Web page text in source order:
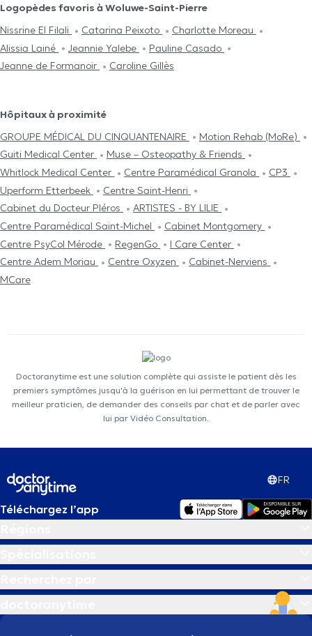
Logopèdes favoris à Woluwe-Saint-Pierre
Nissrine El Filali
Catarina Peixoto
Charlotte Moreau
Alissia Lainé
Jeannie Yalebe
Pauline Casado
Jeanne de Formanoir
Caroline Gillès
Hôpitaux à proximité
GROUPE MÉDICAL DU CINQUANTENAIRE
Motion Rehab (MoRe)
Guiti Medical Center
Muse – Osteopathy & Friends
Whitlock Medical Center
Centre Paramédical Granola
CP3
Uperform Etterbeek
Centre Saint-Henri
Cabinet du Docteur Pléros
ARTISTES - BY LILIE
Centre Paramédical Saint-Michel
Cabinet Montgomery
Centre PsyCol Mérode
RegenGo
I Care Center
Centre Adem Moriau
Centre Oxyzen
Cabinet-Nerviens
MCare
Doctoranytime est une solution complète qui assiste le patient dès les
premiers symptômes jusqu'à la guérison en lui permettant de trouver le
meilleur praticien, de demander des conseils par chat et de parler avec
lui par Vidéo Consultation.
FR
Téléchargez l’app